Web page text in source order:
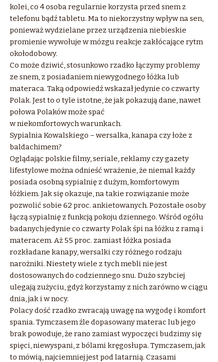
kolei, co 4 osoba regularnie korzysta przed snem z
telefonu bądź tabletu. Ma to niekorzystny wpływ na sen,
ponieważ wydzielane przez urządzenia niebieskie
promienie wywołuje w mózgu reakcje zakłócające rytm
okołodobowy.
Co może dziwić, stosunkowo rzadko łączymy problemy
ze snem, z posiadaniem niewygodnego łóżka lub
materaca. Taką odpowiedź wskazał jedynie co czwarty
Polak. Jest to o tyle istotne, że jak pokazują dane, nawet
połowa Polaków może spać
w niekomfortowych warunkach.
Sypialnia Kowalskiego – wersalka, kanapa czy łoże z
baldachimem?
Oglądając polskie filmy, seriale, reklamy czy gazety
lifestylowe można odnieść wrażenie, że niemal każdy
posiada osobną sypialnię z dużym, komfortowym
łóżkiem. Jak się okazuje, na takie rozwiązanie może
pozwolić sobie 62 proc. ankietowanych. Pozostałe osoby
łączą sypialnię z funkcją pokoju dziennego. Wśród ogółu
badanych jedynie co czwarty Polak śpi na łóżku z ramą i
materacem. Aż 55 proc. zamiast łóżka posiada
rozkładane kanapy, wersalki czy różnego rodzaju
narożniki. Niestety wiele z tych mebli nie jest
dostosowanych do codziennego snu. Dużo szybciej
ulegają zużyciu, gdyż korzystamy z nich zarówno w ciągu
dnia, jak i w nocy.
Polacy dość rzadko zwracają uwagę na wygodę i komfort
spania. Tymczasem źle dopasowany materac lub jego
brak powoduje, że rano zamiast wypoczęci budzimy się
spięci, niewyspani, z bólami kręgosłupa. Tymczasem, jak
to mówią, najciemniej jest pod latarnią. Czasami